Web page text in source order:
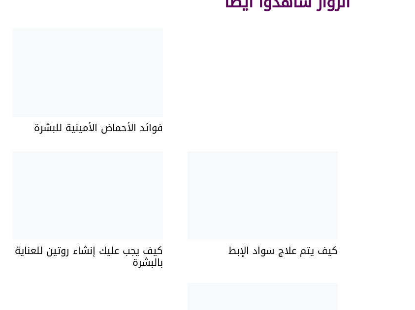
فوائد الأحماض الأمينية للبشرة
كيف يتم علاج سواد الإبط كيف يجب عليك إنشاء روتين للعناية
بالبشرة